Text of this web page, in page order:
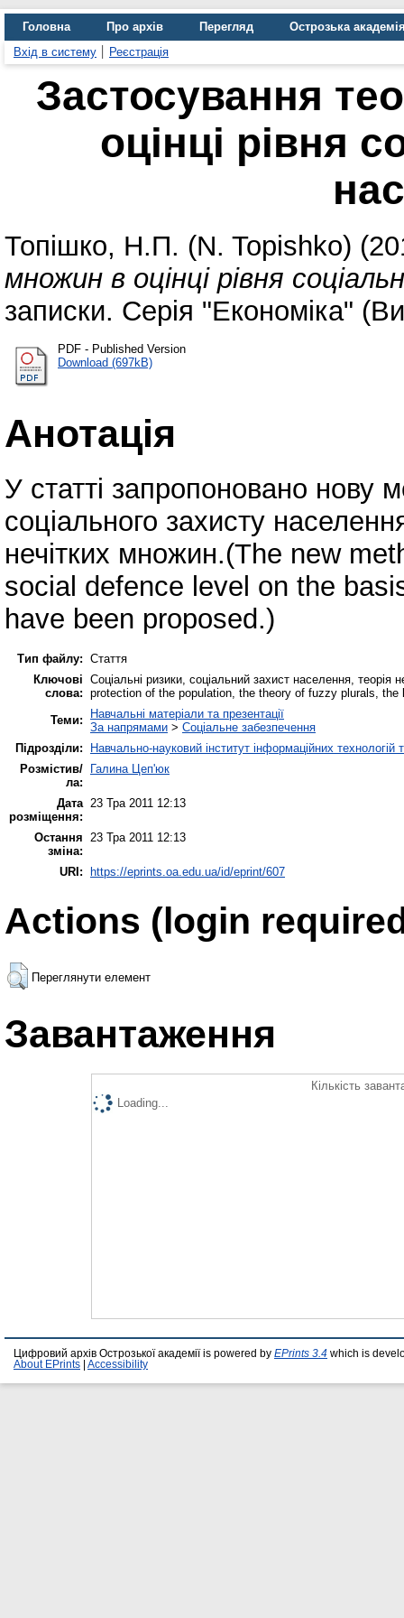
Головна Про архів Перегляд
Острозька
Вхід в систему
Реєстрація
Застосування
оцінці рівня
Топішко, Н.П. (N. Topishko)
множин в оцінці рівня
записки. Серія "Економіка"
PDF - Published Version
Download (697kB)
Анотація
У статті запропоновано нову
соціального захисту
нечітких множин.(The new
social defence level on the
have been proposed.)
Тип файлу: Стаття
Ключові
слова:
Соціальні ризики, соціальний захист населення,
protection of the population, the theory of fuzzy plurals,
Теми:
Навчальні матеріали та презентації
За напрямами > Соціальне забезпечення
Підрозділи:
Навчально-науковий інститут інформаційних технологій
Розмістив/
ла:
Галина Цеп'юк
Дата
розміщення:
23 Тра 2011 12:13
Остання
зміна:
23 Тра 2011 12:13
URI: https://eprints.oa.edu.ua/id/eprint/607
Actions (login
Переглянути елемент
Завантаження
Кількість
Loading...
Цифровий архів Острозької академії is powered by EPrints 3.4 which is
About EPrints
Accessibility